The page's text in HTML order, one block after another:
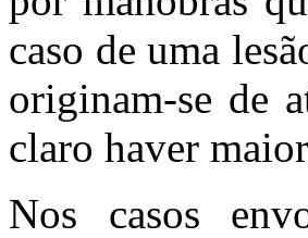
caso de uma
originam-se de
claro haver
Nos casos